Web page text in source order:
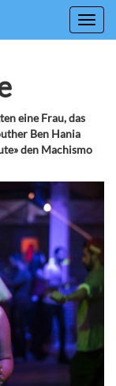
eine Frau, das
Ben Hania
den Machismo